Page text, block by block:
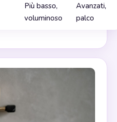
Più basso,
voluminoso
Avanzati,
palco